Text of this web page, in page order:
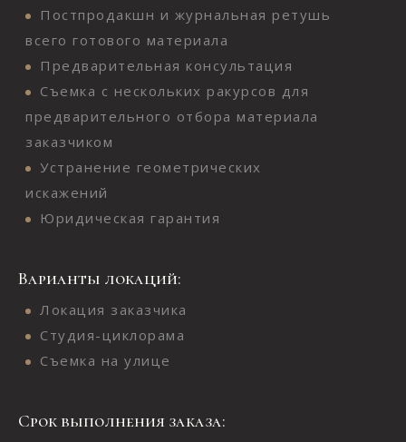
Постпродакшн и журнальная ретушь
всего готового материала
Предварительная консультация
Съемка с нескольких ракурсов для
предварительного отбора материала
заказчиком
Устранение геометрических
искажений
Юридическая гарантия
Варианты локаций:
Локация заказчика
Студия-циклорама
Съемка на улице
Срок выполнения заказа: